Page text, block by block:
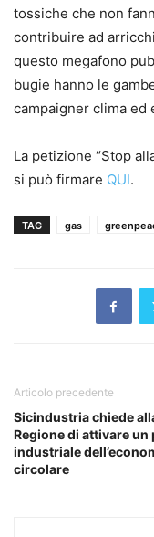
tossiche che non
contribuire ad
questo megafono
bugie hanno le
campaigner clima ed
La petizione “Stop
si può firmare QUI.
TAG gas
Articolo precedente
Sicindustria chiede
Regione di attivare un
industriale
circolare